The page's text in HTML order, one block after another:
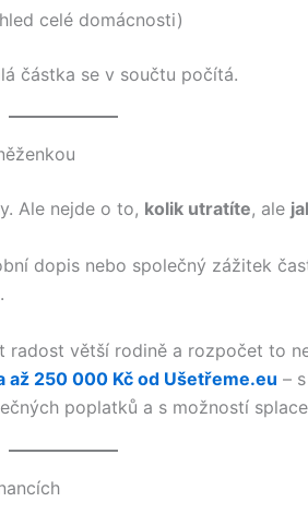
celé domácnosti)
částka se v součtu počítá.
Ale nejde o to, kolik utratíte, ale
dopis nebo společný zážitek
radost větší rodině a rozpočet to
až 250 000 Kč od Ušetřeme.eu –
poplatků a s možností